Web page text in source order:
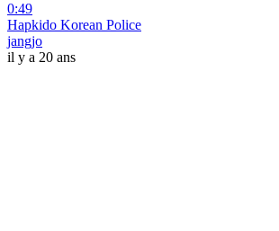
0:49
Hapkido Korean Police
jangjo
il y a 20 ans